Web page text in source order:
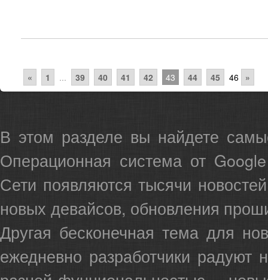
« 1 ... 39 40 41 42 43 44 45 46 »
В этом разделе вы найдете
Операционная система от
Сети появляются тысячи
новых девайсов, обновления
Другая бесконечная тема для
ежедневно разработчики